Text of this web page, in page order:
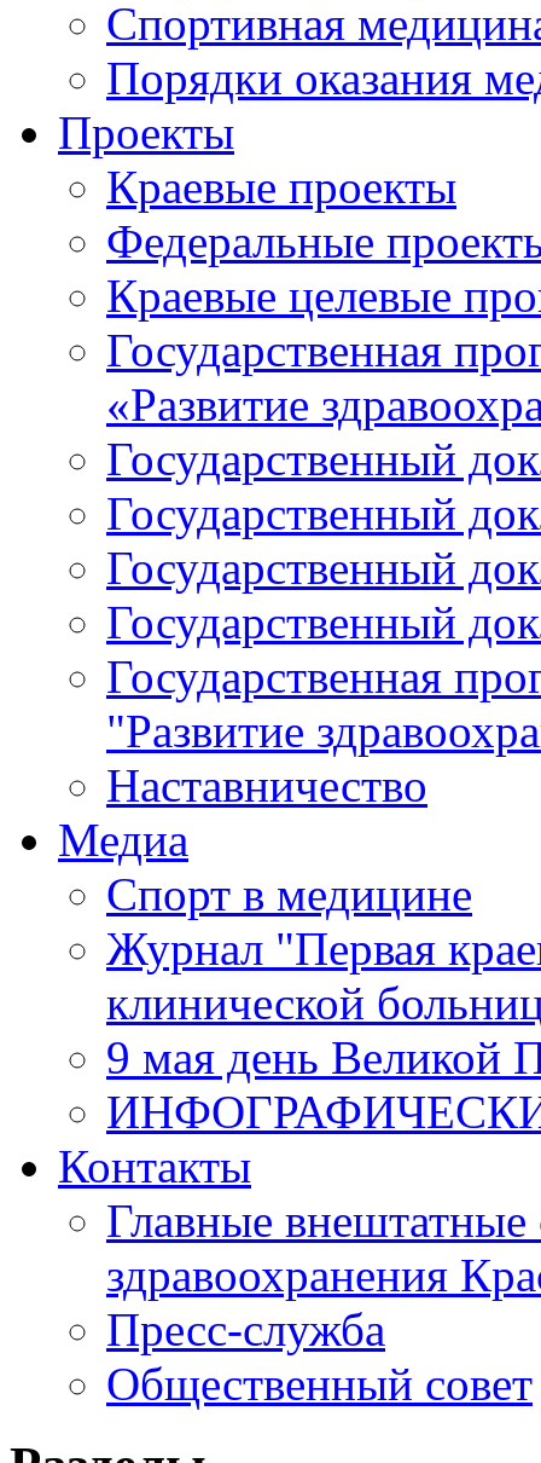
Спортивная
Порядки оказания
Проекты
Краевые проекты
Федеральные
Краевые целевые
Государственная
«Развитие
Государственный
Государственный
Государственный
Государственный
Государственная
"Развитие
Наставничество
Медиа
Спорт в медицине
Журнал "Первая
клинической
9 мая день Великой
Контакты
Главные внештатные
здравоохранения
Пресс-служба
Общественный совет